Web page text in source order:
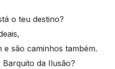
o teu destino?
e são caminhos também.
da Ilusão?